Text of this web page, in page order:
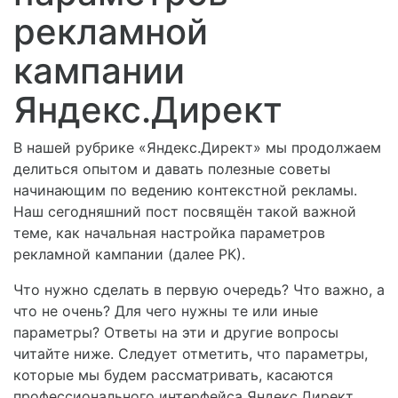
рекламной
кампании
Яндекс.Директ
В нашей рубрике «Яндекс.Директ» мы продолжаем
делиться опытом и давать полезные советы
начинающим по ведению контекстной рекламы.
Наш сегодняшний пост посвящён такой важной
теме, как начальная настройка параметров
рекламной кампании (далее РК).
Что нужно сделать в первую очередь? Что важно, а
что не очень? Для чего нужны те или иные
параметры? Ответы на эти и другие вопросы
читайте ниже. Следует отметить, что параметры,
которые мы будем рассматривать, касаются